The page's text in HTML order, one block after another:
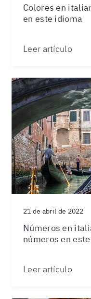
Colores en
en este idioma
Leer artículo
21 de abril de 2022
Números en
números en
Leer artículo